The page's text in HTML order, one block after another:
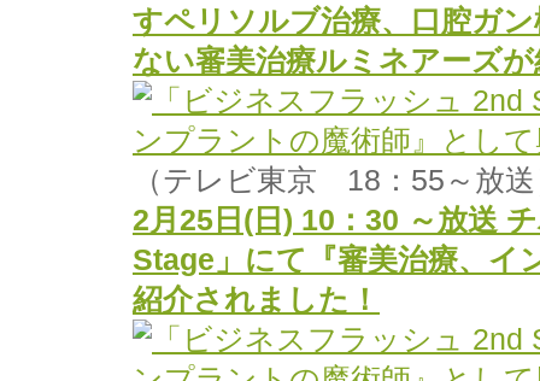
すペリソルブ治療、口腔ガ
ない審美治療ルミネアーズ
（テレビ東京 18：55～放
2月25日(日) 10：30 ～放送
Stage」にて『審美治療、イ
紹介されました！